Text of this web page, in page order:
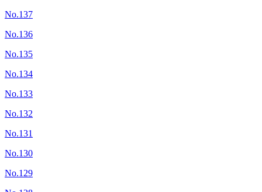
No.137
No.136
No.135
No.134
No.133
No.132
No.131
No.130
No.129